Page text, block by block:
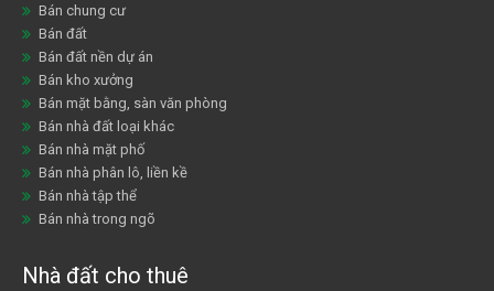
Bán chung cư
Bán đất
Bán đất nền dự án
Bán kho xưởng
Bán mặt bằng, sàn văn phòng
Bán nhà đất loại khác
Bán nhà mặt phố
Bán nhà phân lô, liền kề
Bán nhà tập thể
Bán nhà trong ngõ
Nhà đất cho thuê